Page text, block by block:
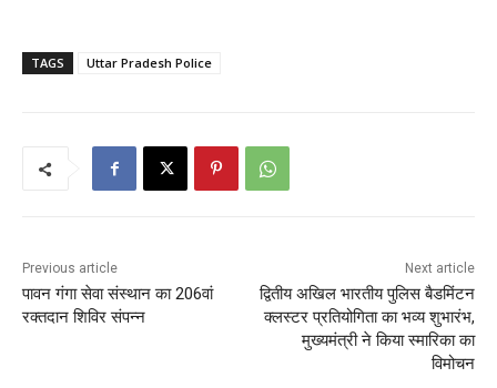
TAGS Uttar Pradesh Police
Previous article
पावन गंगा सेवा संस्थान का 206वां
रक्तदान शिविर संपन्न
Next article
द्वितीय अखिल भारतीय पुलिस बैडमिंटन
क्लस्टर प्रतियोगिता का भव्य शुभारंभ,
मुख्यमंत्री ने किया स्मारिका का
विमोचन